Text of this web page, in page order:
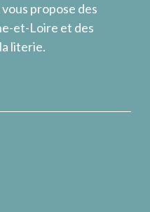
propose des
et-Loire et des
literie.